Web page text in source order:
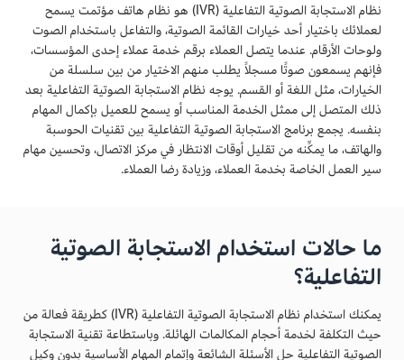
نظام الاستجابة الصوتية التفاعلية (IVR) هو نظام هاتف مؤتمت يسمح
لعملائك باختيار أحد خيارات القائمة الصوتية، والتفاعل باستخدام الصوت
ولوحات الأرقام. عندما يتصل العملاء برقم خدمة عملاء إحدى المؤسسات،
فإنهم يسمعون صوتًا مسجلاً يطلب منهم الاختيار من بين سلسلة من
الخيارات، مثل اللغة أو القسم. يوجه نظام الاستجابة الصوتية التفاعلية بعد
ذلك المتصل إلى ممثل الخدمة المناسب أو يسمح للعميل بإكمال المهام
بنفسه. يجمع برنامج الاستجابة الصوتية التفاعلية بين تقنيات الحوسبة
والهاتف، ما يمكِّنه من تقليل أوقات الانتظار في مركز الاتصال، وتحسين مهام
سير العمل الخاصة بخدمة العملاء، وزيادة رضا العملاء.
ما حالات استخدام الاستجابة الصوتية
التفاعلية؟
يمكنك استخدام نظام الاستجابة الصوتية التفاعلية (IVR) كطريقة فعالة من
حيث التكلفة لخدمة أحجام المكالمات الهائلة. وباستطاعة تقنية الاستجابة
الصوتية التفاعلية حل الأسئلة الشائعة وإتمام المهام الأساسية بدون وكيل